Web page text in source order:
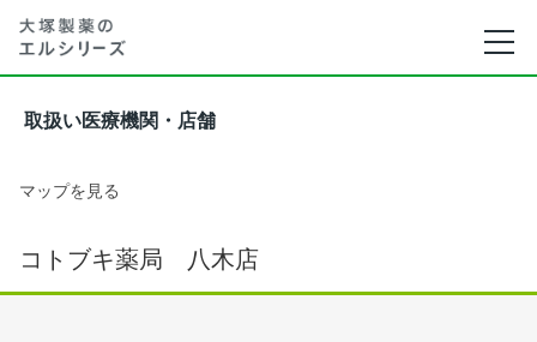
取扱い医療機関・店舗
マップを見る
コトブキ薬局 八木店